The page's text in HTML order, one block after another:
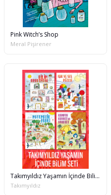
Pink Witch’s Shop
Meral Pişirener
Takımyıldız Yaşamın İçinde Bilim Seti
Takımyıldız